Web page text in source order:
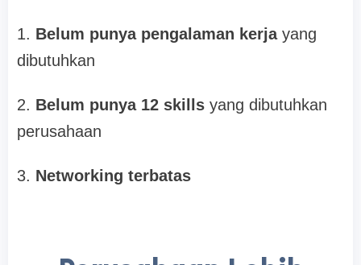
1. Belum punya pengalaman kerjayang
dibutuhkan
2. Belum punya 12 skills yang dibutuhkan
perusahaan
3. Networking terbatas